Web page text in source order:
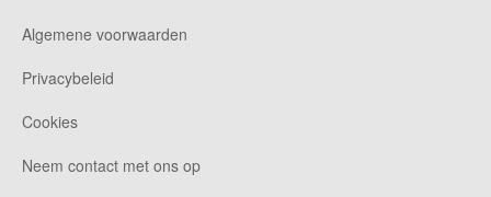
Algemene voorwaarden
Privacybeleid
Cookies
Neem contact met ons op